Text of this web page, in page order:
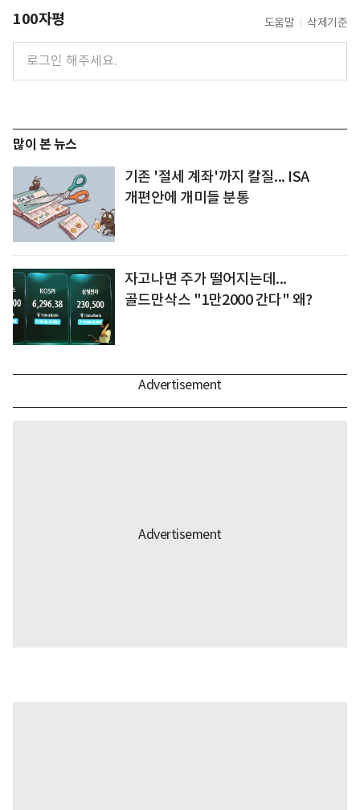
100자평 도움말 삭제기준
많이 본 뉴스
기존 '절세 계좌'까지 칼질... ISA
개편안에 개미들 분통
자고나면 주가 떨어지는데...
골드만삭스 "1만2000 간다" 왜?